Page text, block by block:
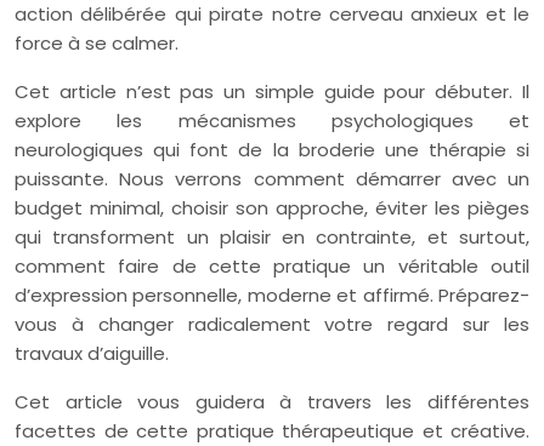
action délibérée qui pirate notre cerveau anxieux et le
force à se calmer.
Cet article n’est pas un simple guide pour débuter. Il
explore les mécanismes psychologiques et
neurologiques qui font de la broderie une thérapie si
puissante. Nous verrons comment démarrer avec un
budget minimal, choisir son approche, éviter les pièges
qui transforment un plaisir en contrainte, et surtout,
comment faire de cette pratique un véritable outil
d’expression personnelle, moderne et affirmé. Préparez-
vous à changer radicalement votre regard sur les
travaux d’aiguille.
Cet article vous guidera à travers les différentes
facettes de cette pratique thérapeutique et créative.